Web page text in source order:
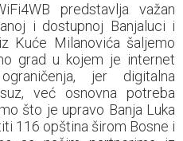
predstavlja važan
i dostupnoj Banjaluci i
Kuće Milanovića šaljemo
grad u kojem je internet
jer digitalna
već osnovna potreba
što je upravo Banja Luka
116 opština širom Bosne i